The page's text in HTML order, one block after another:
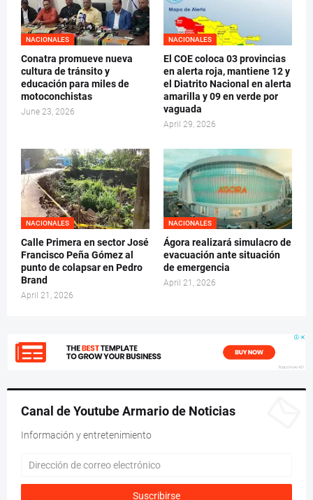
NACIONALES
Conatra promueve nueva
cultura de tránsito y
educación para miles de
motoconchistas
June 23, 2026
NACIONALES
El COE coloca 03 provincias
en alerta roja, mantiene 12 y
el Diatrito Nacional en alerta
amarilla y 09 en verde por
vaguada
April 29, 2026
NACIONALES
Calle Primera en sector José
Francisco Peña Gómez al
punto de colapsar en Pedro
Brand
April 21, 2026
NACIONALES
Ágora realizará simulacro de
evacuación ante situación
de emergencia
April 21, 2026
Canal de Youtube Armario de Noticias
Información y entretenimiento